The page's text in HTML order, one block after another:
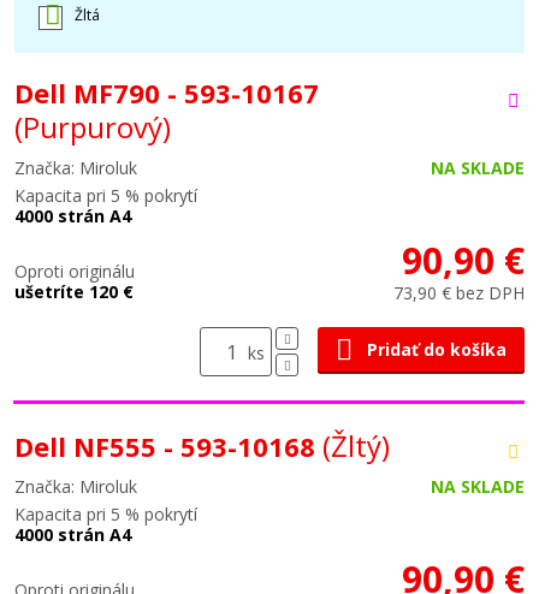
Žltá
Dell MF790 - 593-10167
(Purpurový)
Značka: Miroluk
NA SKLADE
Kapacita pri 5 % pokrytí
4000 strán A4
Oproti originálu
ušetríte 120 €
90,90 €
73,90 € bez DPH
ks Pridať do košíka
Dell NF555 - 593-10168 (Žltý)
Značka: Miroluk
NA SKLADE
Kapacita pri 5 % pokrytí
4000 strán A4
90,90 €